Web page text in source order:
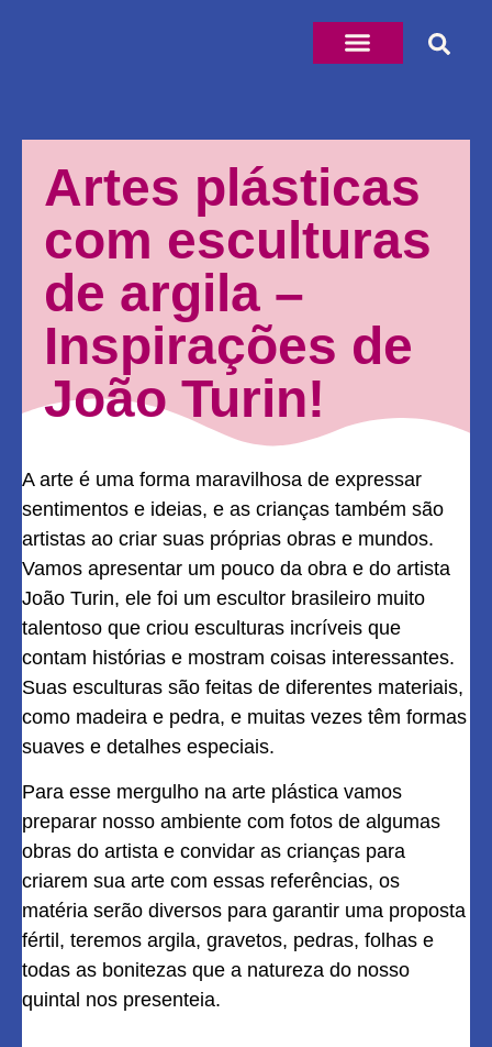
Artes plásticas
com esculturas
de argila –
Inspirações de
João Turin!
A arte é uma forma maravilhosa de expressar
sentimentos e ideias, e as crianças também são
artistas ao criar suas próprias obras e mundos.
Vamos apresentar um pouco da obra e do artista
João Turin, ele foi um escultor brasileiro muito
talentoso que criou esculturas incríveis que
contam histórias e mostram coisas interessantes.
Suas esculturas são feitas de diferentes materiais,
como madeira e pedra, e muitas vezes têm formas
suaves e detalhes especiais.
Para esse mergulho na arte plástica vamos
preparar nosso ambiente com fotos de algumas
obras do artista e convidar as crianças para
criarem sua arte com essas referências, os
matéria serão diversos para garantir uma proposta
fértil, teremos argila, gravetos, pedras, folhas e
todas as bonitezas que a natureza do nosso
quintal nos presenteia.